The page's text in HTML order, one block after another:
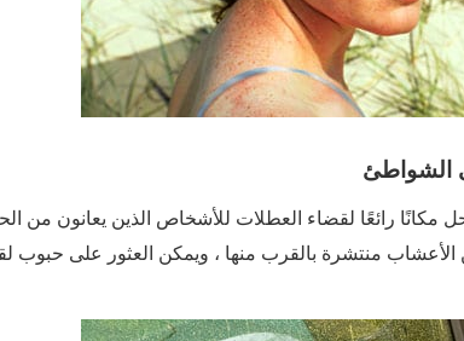
الشواطئ
مكانًا رائعًا لقضاء العطلات للأشخاص الذين يعانون